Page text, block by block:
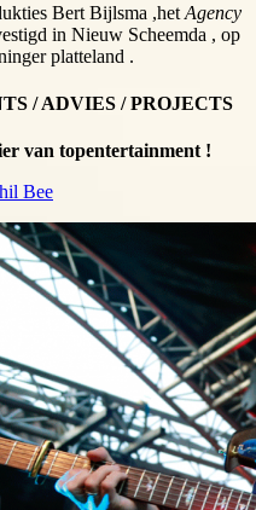
Bert Bijlsma ,het Agency
in Nieuw Scheemda , op
platteland .
/ ADVIES / PROJECTS
van topentertainment !
Bee